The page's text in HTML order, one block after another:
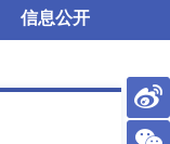
信息公开